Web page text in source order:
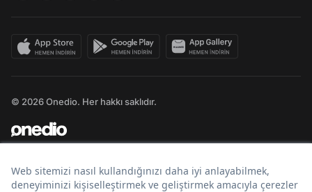
© 2026 Onedio. Her hakkı saklıdır.
Bir markasıdır.